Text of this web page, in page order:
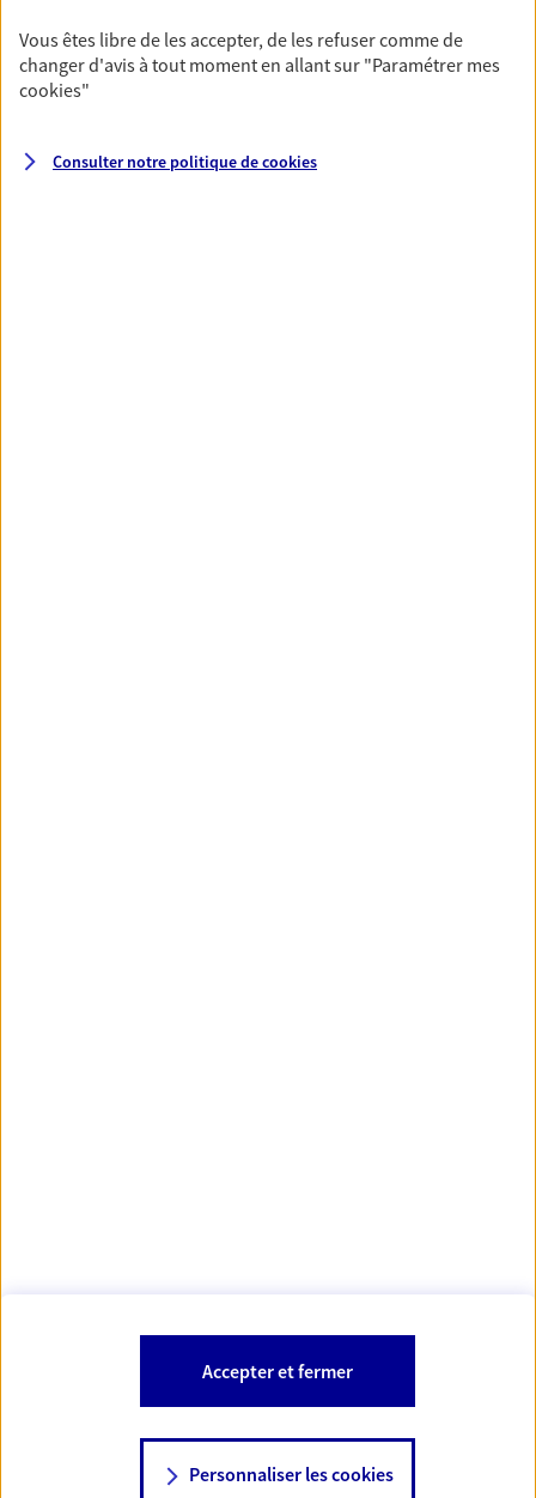
04 95 76 35 64
PRENDRE RENDEZ-VOUS
Vous êtes libre de les accepter, de les refuser comme de
changer d'avis à tout moment en allant sur "Paramétrer mes
cookies"
Consulter notre politique decookies
Personnaliser les cookies
Accepter et fermer